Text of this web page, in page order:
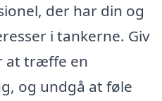
der har din og
i tankerne. Giv
at træffe en
og undgå at føle